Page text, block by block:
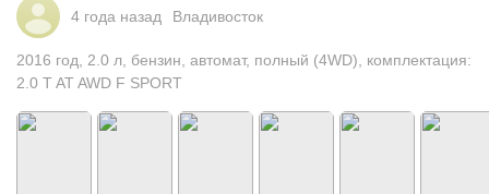
4 года назад Владивосток
2016 год 2.0 л бензин автомат, полный (4WD)
комплектация:
2.0 T AT AWD F SPORT